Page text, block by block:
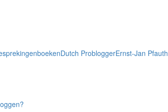
boekenDutch ProbloggerErnst-Jan Pfauth